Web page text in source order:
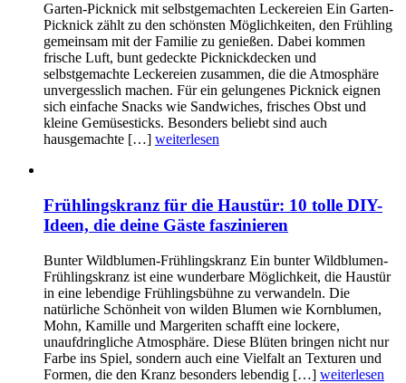
Garten-Picknick mit selbstgemachten Leckereien Ein Garten-
Picknick zählt zu den schönsten Möglichkeiten, den Frühling
gemeinsam mit der Familie zu genießen. Dabei kommen
frische Luft, bunt gedeckte Picknickdecken und
selbstgemachte Leckereien zusammen, die die Atmosphäre
unvergesslich machen. Für ein gelungenes Picknick eignen
sich einfache Snacks wie Sandwiches, frisches Obst und
kleine Gemüsesticks. Besonders beliebt sind auch
hausgemachte […] weiterlesen
Frühlingskranz für die Haustür: 10 tolle DIY-
Ideen, die deine Gäste faszinieren
Bunter Wildblumen-Frühlingskranz Ein bunter Wildblumen-
Frühlingskranz ist eine wunderbare Möglichkeit, die Haustür
in eine lebendige Frühlingsbühne zu verwandeln. Die
natürliche Schönheit von wilden Blumen wie Kornblumen,
Mohn, Kamille und Margeriten schafft eine lockere,
unaufdringliche Atmosphäre. Diese Blüten bringen nicht nur
Farbe ins Spiel, sondern auch eine Vielfalt an Texturen und
Formen, die den Kranz besonders lebendig […] weiterlesen